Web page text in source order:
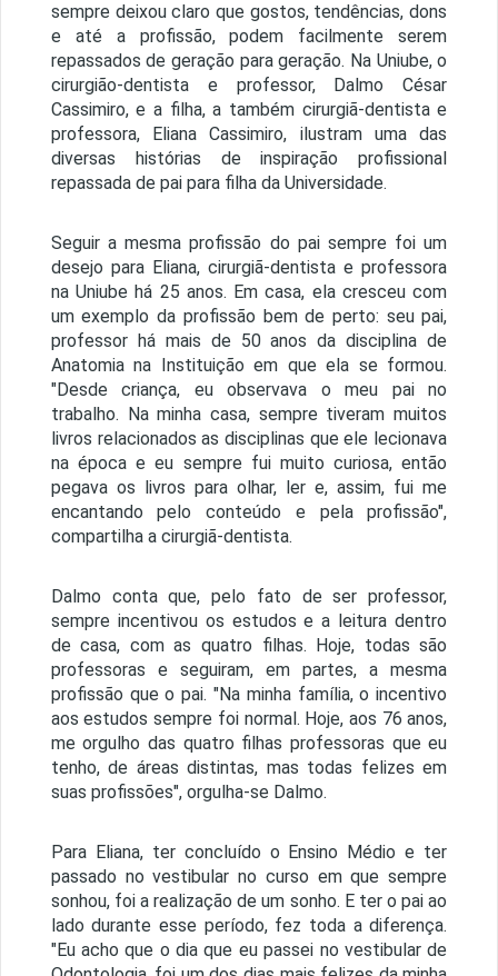
sempre deixou claro que gostos, tendências, dons
e até a profissão, podem facilmente serem
repassados de geração para geração. Na Uniube, o
cirurgião-dentista e professor, Dalmo César
Cassimiro, e a filha, a também cirurgiã-dentista e
professora, Eliana Cassimiro, ilustram uma das
diversas histórias de inspiração profissional
repassada de pai para filha da Universidade.
Seguir a mesma profissão do pai sempre foi um
desejo para Eliana, cirurgiã-dentista e professora
na Uniube há 25 anos. Em casa, ela cresceu com
um exemplo da profissão bem de perto: seu pai,
professor há mais de 50 anos da disciplina de
Anatomia na Instituição em que ela se formou.
"Desde criança, eu observava o meu pai no
trabalho. Na minha casa, sempre tiveram muitos
livros relacionados as disciplinas que ele lecionava
na época e eu sempre fui muito curiosa, então
pegava os livros para olhar, ler e, assim, fui me
encantando pelo conteúdo e pela profissão",
compartilha a cirurgiã-dentista.
Dalmo conta que, pelo fato de ser professor,
sempre incentivou os estudos e a leitura dentro
de casa, com as quatro filhas. Hoje, todas são
professoras e seguiram, em partes, a mesma
profissão que o pai. "Na minha família, o incentivo
aos estudos sempre foi normal. Hoje, aos 76 anos,
me orgulho das quatro filhas professoras que eu
tenho, de áreas distintas, mas todas felizes em
suas profissões", orgulha-se Dalmo.
Para Eliana, ter concluído o Ensino Médio e ter
passado no vestibular no curso em que sempre
sonhou, foi a realização de um sonho. E ter o pai ao
lado durante esse período, fez toda a diferença.
"Eu acho que o dia que eu passei no vestibular de